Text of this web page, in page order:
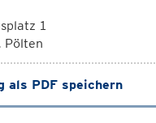
1
Pölten
als PDF speichern